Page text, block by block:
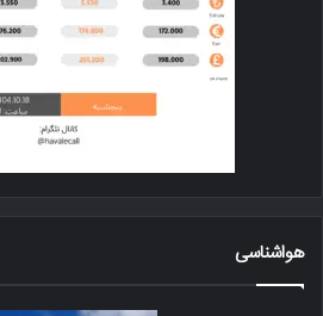
هواشناسی